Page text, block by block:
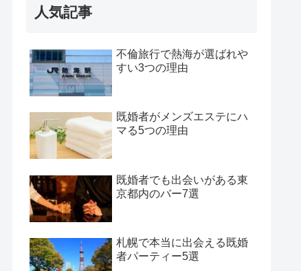
人気記事
不倫旅行で熱海が選ばれや
すい3つの理由
既婚者がメンズエステにハ
マる5つの理由
既婚者でも出会いがある東
京都内のバー7選
札幌で本当に出会える既婚
者パーティー5選